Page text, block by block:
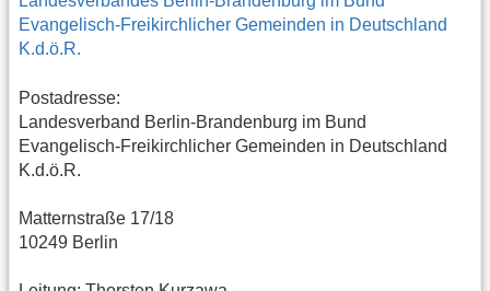
Evangelisch-Freikirchlicher Gemeinden in Deutschland
K.d.ö.R.
Postadresse:
Landesverband Berlin-Brandenburg im Bund
Evangelisch-Freikirchlicher Gemeinden in Deutschland
K.d.ö.R.
Matternstraße 17/18
10249 Berlin